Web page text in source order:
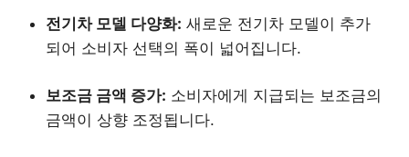
전기차 모델 다양화: 새로운 전기차 모델이 추가
되어 소비자 선택의 폭이 넓어집니다.
보조금 금액 증가: 소비자에게 지급되는 보조금의
금액이 상향 조정됩니다.